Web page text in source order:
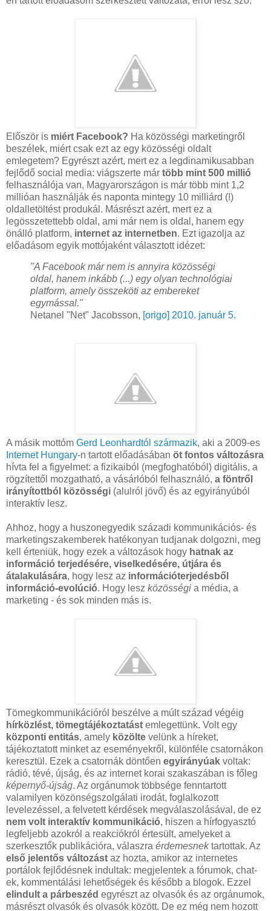
Először is miért Facebook? Ha közösségi marketingről
beszélek, miért csak ezt az egy közösségi oldalt
emlegetem? Egyrészt azért, mert ez a legdinamikusabban
fejlődő social media: viágszerte már több mint 500 millió
felhasználója van, Magyarországon is már több mint 1,2
millióan használják és naponta mintegy 10 milliárd (!)
oldalletöltést produkál. Másrészt azért, mert ez a
legösszetettebb oldal, ami már nem is oldal, hanem egy
önálló platform, internet az internetben. Ezt igazolja az
előadásom egyik mottójaként választott idézet:
"A Facebook már nem is annyira közösségi
oldal, hanem inkább (...) egy olyan technológiai
platform, amely összeköti az embereket
egymással."
Netanel "Net" Jacobsson, [origo] 2010. január 5.
A másik mottóm Gerd Leonhardtól származik, aki a 2009-es
Internet Hungary-n tartott előadásában öt fontos változásra
hívta fel a figyelmet: a fizikaiból (megfoghatóból) digitális, a
rögzítettől mozgatható, a vásárlóból felhasználó, a föntről
irányítottból közösségi (alulról jövő) és az egyirányúból
interaktív lesz.
Ahhoz, hogy a huszonegyedik századi kommunikációs- és
marketingszakemberek hatékonyan tudjanak dolgozni, meg
kell érteniük, hogy ezek a változások hogy hatnak az
információ terjedésére, viselkedésére, útjára és
átalakulására, hogy lesz az információterjedésből
információ-evolúció. Hogy lesz közösségi a média, a
marketing - és sok minden más is.
Tömegkommunikációról beszélve a múlt század végéig
hírközlést, tömegtájékoztatást emlegettünk. Volt egy
központi entitás, amely közölte velünk a híreket,
tájékoztatott minket az eseményekről, különféle csatornákon
keresztül. Ezek a csatornák döntően egyirányúak voltak:
rádió, tévé, újság, és az internet korai szakaszában is főleg
képernyő-újság. Az orgánumok többsége fenntartott
valamilyen közönségszolgálati irodát, foglalkozott
levelezéssel, a felvetett kérdések megválaszolásával, de ez
nem volt interaktív kommunikáció, hiszen a hírfogyasztó
legfeljebb azokról a reakciókról értesült, amelyeket a
szerkesztők publikációra, válaszra érdemesnektartottak. Az
első jelentős változást az hozta, amikor az internetes
portálok fejlődésnek indultak: megjelentek a fórumok, chat-
ek, kommentálási lehetőségek és később a blogok. Ezzel
elindult a párbeszéd egyrészt az olvasók és az orgánumok,
másrészt olvasók és olvasók között. De ez még nem hozott